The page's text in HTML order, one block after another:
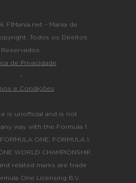
F1Mania.net - Mania de
Todos os Direitos
Reservados.
de Privacidade
-
e Condições
is unofficial and is not
way with the Formula 1
ONE, FORMULA 1,
WORLD CHAMPIONSHIP,
related marks are trade
One Licensing B.V.